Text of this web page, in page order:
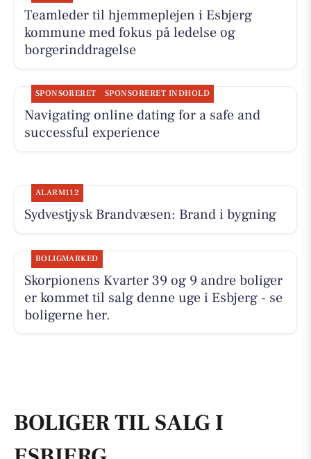
Teamleder til hjemmeplejen i Esbjerg
kommune med fokus på ledelse og
borgerinddragelse
SPONSORERET SPONSORERET INDHOLD
Navigating online dating for a safe and
successful experience
ALARM112
Sydvestjysk Brandvæsen: Brand i bygning
BOLIGMARKED
Skorpionens Kvarter 39 og 9 andre boliger
er kommet til salg denne uge i Esbjerg - se
boligerne her.
BOLIGER TIL SALG I